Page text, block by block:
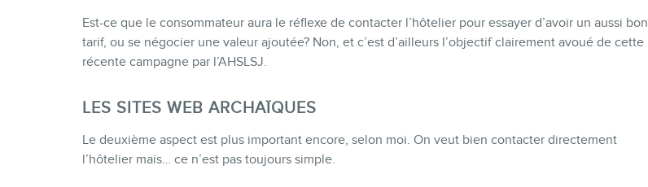
Est-ce que le consommateur aura le réflexe de contacter l’hôtelier pour essayer d’avoir un aussi bon
tarif, ou se négocier une valeur ajoutée? Non, et c’est d’ailleurs l’objectif clairement avoué de cette
récente campagne par l’AHSLSJ.
LES SITES WEB ARCHAÏQUES
Le deuxième aspect est plus important encore, selon moi. On veut bien contacter directement
l’hôtelier mais… ce n’est pas toujours simple.